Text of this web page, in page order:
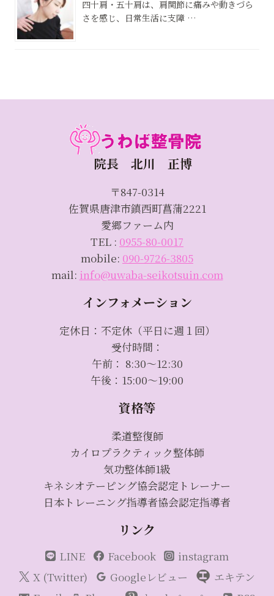
四十肩・五十肩は、肩関節に痛みや動きづら
さを感じ、日常生活に支障 …
院長 北川 正博
〒847-0314
佐賀県唐津市鎮西町菖蒲2221
愛郷ファーム内
TEL : 0955-80-0017
mobile: 090-9726-3805
mail: info@uwaba-seikotsuin.com
インフォメーション
定休日：不定休（平日に週１回）
受付時間：
午前： 8:30～12:30
午後：15:00～19:00
資格等
柔道整復師
カイロプラクティック整体師
気功整体師1級
キネシオテーピング協会認定トレーナー
日本トレーニング指導者協会認定指導者
リンク
LINE Facebook
instagram
X (Twitter)
Googleレビュー
エキテン